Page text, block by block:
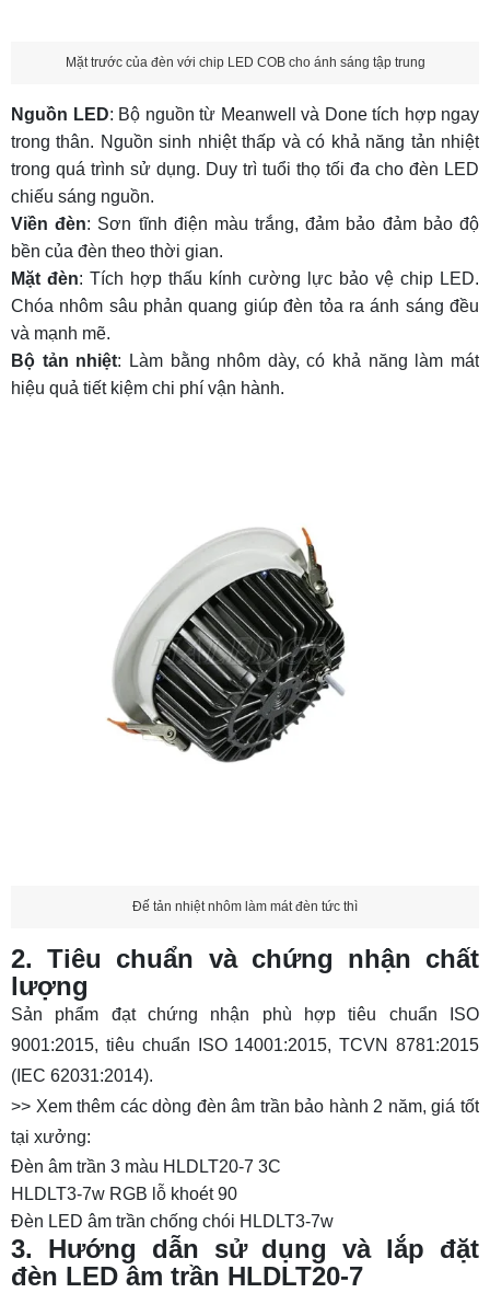
Mặt trước của đèn với chip LED COB cho ánh sáng tập trung
Nguồn LED: Bộ nguồn từ Meanwell và Done tích hợp ngay
trong thân. Nguồn sinh nhiệt thấp và có khả năng tản nhiệt
trong quá trình sử dụng. Duy trì tuổi thọ tối đa cho đèn LED
chiếu sáng nguồn.
Viền đèn: Sơn tĩnh điện màu trắng, đảm bảo đảm bảo độ
bền của đèn theo thời gian.
Mặt đèn: Tích hợp thấu kính cường lực bảo vệ chip LED.
Chóa nhôm sâu phản quang giúp đèn tỏa ra ánh sáng đều
và mạnh mẽ.
Bộ tản nhiệt: Làm bằng nhôm dày, có khả năng làm mát
hiệu quả tiết kiệm chi phí vận hành.
Đế tản nhiệt nhôm làm mát đèn tức thì
2. Tiêu chuẩn và chứng nhận chất
lượng
Sản phẩm đạt chứng nhận phù hợp tiêu chuẩn ISO
9001:2015, tiêu chuẩn ISO 14001:2015, TCVN 8781:2015
(IEC 62031:2014).
>> Xem thêm các dòng đèn âm trần bảo hành 2 năm, giá tốt
tại xưởng:
Đèn âm trần 3 màu HLDLT20-7 3C
HLDLT3-7w RGB lỗ khoét 90
Đèn LED âm trần chống chói HLDLT3-7w
3. Hướng dẫn sử dụng và lắp đặt
đèn LED âm trần HLDLT20-7